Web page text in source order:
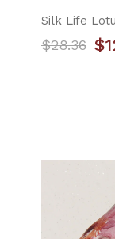
Silk Life
$28.36